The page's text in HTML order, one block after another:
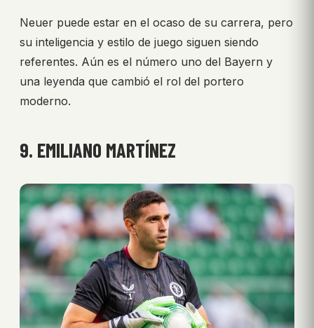
Neuer puede estar en el ocaso de su carrera, pero
su inteligencia y estilo de juego siguen siendo
referentes. Aún es el número uno del Bayern y
una leyenda que cambió el rol del portero
moderno.
9. EMILIANO MARTÍNEZ